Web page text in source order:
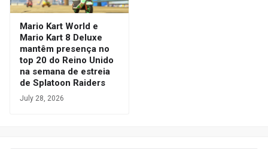
Mario Kart World e
Mario Kart 8 Deluxe
mantêm presença no
top 20 do Reino Unido
na semana de estreia
de Splatoon Raiders
July 28, 2026